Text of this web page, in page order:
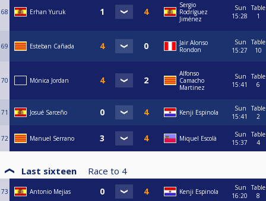
68 Erhan Yuruk
Sergio
Rodríguez
Jiménez
Sun
15:28
Table
1
69 Esteban Cañada
Jair Alonso
Rondon
Sun
15:27
Table
10
70 Mónica Jordan
Alfonso
Camacho
Martinez
Sun
15:41
Table
6
71 Josué Sarceño Kenji Espinola
Sun
15:41
Table
2
72 Manuel Serrano Miquel Escolà
Sun
15:37
Table
4
Last sixteen Race to 4
73 Antonio Mejias Kenji Espinola
Sun
16:20
Table
8